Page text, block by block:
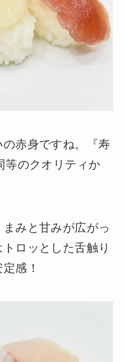
の赤身ですね。『寿
等のクオリティか
まみと甘みが広がっ
ロッとした舌触り
感！